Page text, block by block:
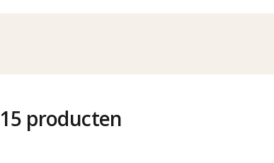
15 producten